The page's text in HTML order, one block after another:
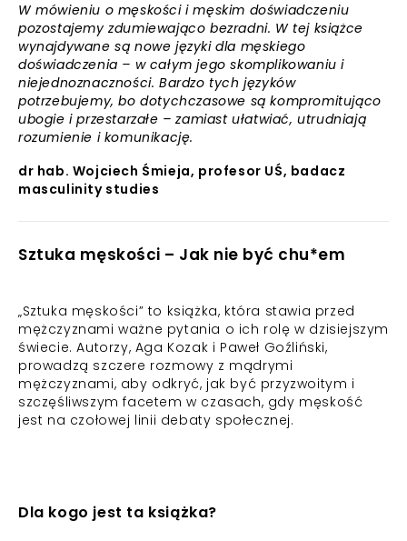
W mówieniu o męskości i męskim doświadczeniu
pozostajemy zdumiewająco bezradni. W tej książce
wynajdywane są nowe języki dla męskiego
doświadczenia – w całym jego skomplikowaniu i
niejednoznaczności. Bardzo tych języków
potrzebujemy, bo dotychczasowe są kompromitująco
ubogie i przestarzałe – zamiast ułatwiać, utrudniają
rozumienie i komunikację.
dr hab. Wojciech Śmieja, profesor UŚ, badacz
masculinity studies
Sztuka męskości – Jak nie być chu*em
„Sztuka męskości” to książka, która stawia przed
mężczyznami ważne pytania o ich rolę w dzisiejszym
świecie. Autorzy, Aga Kozak i Paweł Goźliński,
prowadzą szczere rozmowy z mądrymi
mężczyznami, aby odkryć, jak być przyzwoitym i
szczęśliwszym facetem w czasach, gdy męskość
jest na czołowej linii debaty społecznej.
Dla kogo jest ta książka?